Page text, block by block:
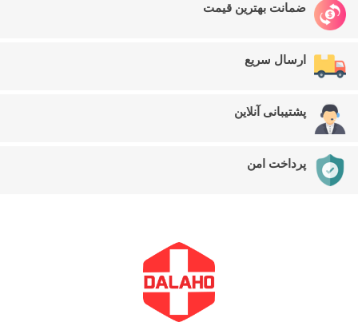
ضمانت بهترین قیمت
ارسال سریع
پشتیبانی آنلاین
پرداخت امن